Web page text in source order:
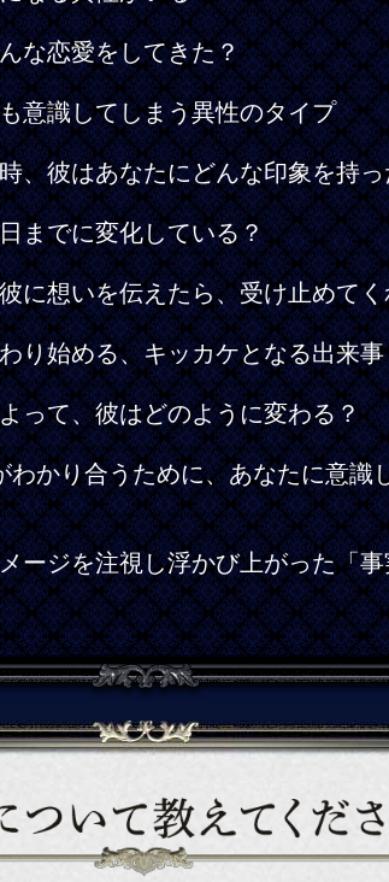
な恋愛をしてきた？
意識してしまう異性のタイプ
、彼はあなたにどんな印象を持っ
までに変化している？
に想いを伝えたら、受け止めて
り始める、キッカケとなる出来事
って、彼はどのように変わる？
わかり合うために、あなたに意識
ージを注視し浮かび上がった「